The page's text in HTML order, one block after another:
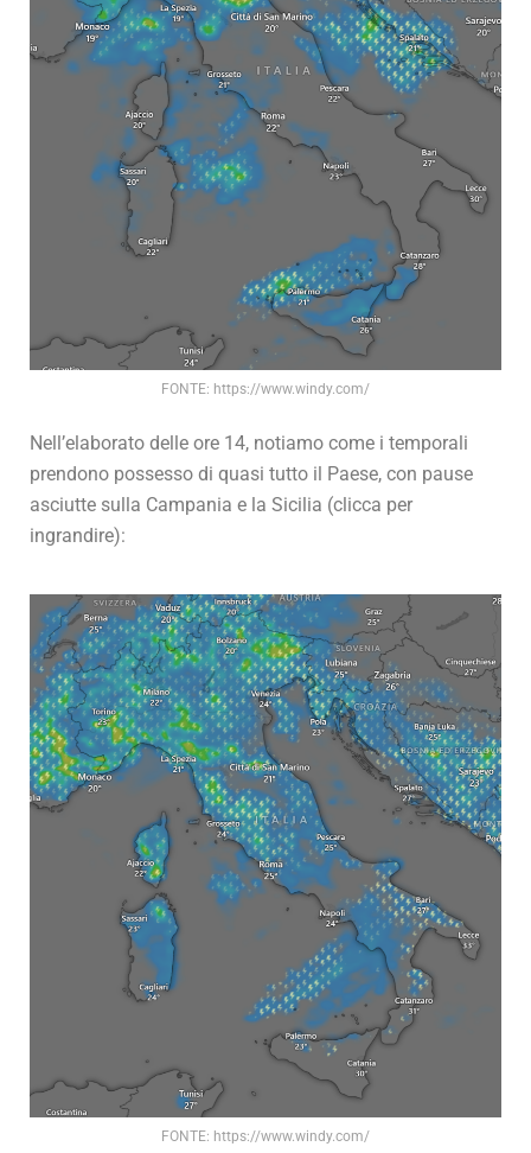
FONTE: https://www.windy.com/
Nell’elaborato delle ore 14, notiamo come i temporali
prendono possesso di quasi tutto il Paese, con pause
asciutte sulla Campania e la Sicilia (clicca per
ingrandire):
FONTE: https://www.windy.com/